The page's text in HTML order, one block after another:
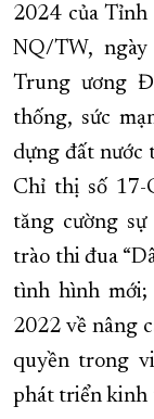
2024 của
NQ/TW,
Trung ương
thống, sức
dựng đất nước
Chỉ thị số 17-
tăng cường
trào thi đua
tình hình mới;
2022 về nâng
quyền trong
phát triển kinh